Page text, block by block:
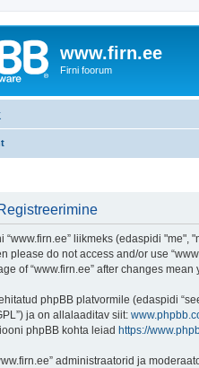
www.firn.ee
Firni foorum
“www.firn.ee” liikmeks (edaspidi "me",
please do not access and/or use
of “www.firn.ee” after changes
phpBB platvormile (edaspidi
ja on allalaaditav siit:
phpBB kohta leiad https://
administraatorid ja